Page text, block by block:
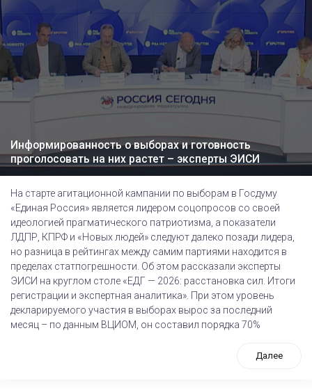
Информированность о выборах и готовность
проголосовать на них растет – эксперты ЭИСИ
На старте агитационной кампании по выборам в Госдуму
«Единая Россия» является лидером соцопросов со своей
идеологией прагматического патриотизма, а показатели
ЛДПР, КПРФ и «Новых людей» следуют далеко позади лидера,
но разница в рейтингах между самим партиями находится в
пределах статпогрешности. Об этом рассказали эксперты
ЭИСИ на круглом столе «ЕДГ — 2026: расстановка сил. Итоги
регистрации и экспертная аналитика». При этом уровень
декларируемого участия в выборах вырос за последний
месяц – по данным ВЦИОМ, он составил порядка 70%
Далее